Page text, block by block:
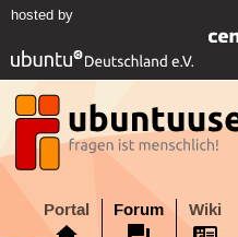
hosted by
Portal Forum Wiki